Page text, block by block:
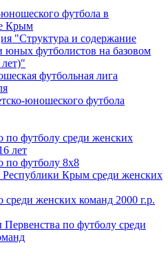
юношеского футбола в
Крым
"Структура и содержание
юных футболистов на базовом
футбольная лига
юношеского футбола
по футболу среди женских
лет
по футболу 8х8
Крым среди женских
среди женских команд 2000 г.р.
по футболу среди